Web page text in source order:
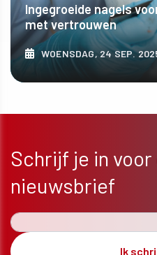
Ingegroeide nagels
met vertrouwen
WOENSDAG, 24 SEP.
Schrijf je in voor
nieuwsbrief